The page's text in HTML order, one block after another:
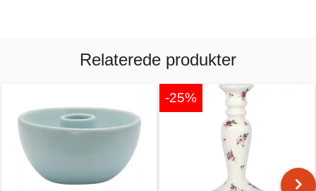
Relaterede produkter
-25%